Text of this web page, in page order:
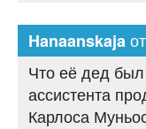
Hanaanskaja
Что её дед был
ассистента
Карлоса